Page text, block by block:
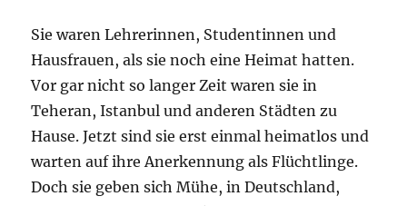
Sie waren Lehrerinnen, Studentinnen und
Hausfrauen, als sie noch eine Heimat hatten.
Vor gar nicht so langer Zeit waren sie in
Teheran, Istanbul und anderen Städten zu
Hause. Jetzt sind sie erst einmal heimatlos und
warten auf ihre Anerkennung als Flüchtlinge.
Doch sie geben sich Mühe, in Deutschland,